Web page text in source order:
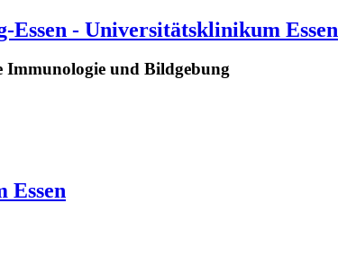
Essen - Universitätsklinikum Essen
Immunologie und Bildgebung
Essen